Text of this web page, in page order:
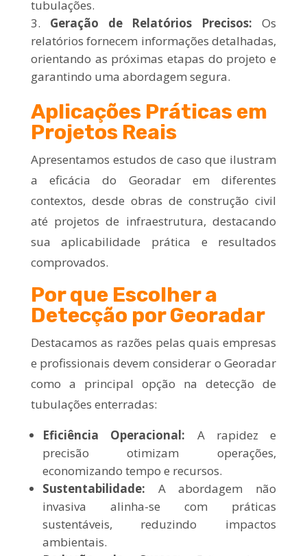
tubulações.
Geração de Relatórios Precisos: Os
relatórios fornecem informações detalhadas,
orientando as próximas etapas do projeto e
garantindo uma abordagem segura.
Aplicações Práticas em
Projetos Reais
Apresentamos estudos de caso que ilustram
a eficácia do Georadar em diferentes
contextos, desde obras de construção civil
até projetos de infraestrutura, destacando
sua aplicabilidade prática e resultados
comprovados.
Por que Escolher a
Detecção por Georadar
Destacamos as razões pelas quais empresas
e profissionais devem considerar o Georadar
como a principal opção na detecção de
tubulações enterradas:
Eficiência Operacional: A rapidez e
precisão otimizam operações,
economizando tempo e recursos.
Sustentabilidade: A abordagem não
invasiva alinha-se com práticas
sustentáveis, reduzindo impactos
ambientais.